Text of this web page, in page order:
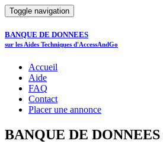
Toggle navigation
BANQUE DE DONNEES
sur les Aides Techniques d'AccessAndGo
Accueil
Aide
FAQ
Contact
Placer une annonce
BANQUE DE DONNEES